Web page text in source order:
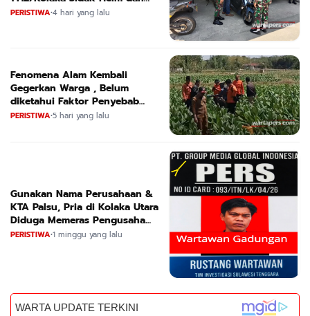
Kendaraan
PERISTIWA•4 hari yang lalu
Fenomena Alam Kembali
Gegerkan Warga , Belum
diketahui Faktor Penyebab
Suara
PERISTIWA•5 hari yang lalu
Gunakan Nama Perusahaan &
KTA Palsu, Pria di Kolaka Utara
Diduga Memeras Pengusaha
Tambang dan Minyak
PERISTIWA•1 minggu yang lalu